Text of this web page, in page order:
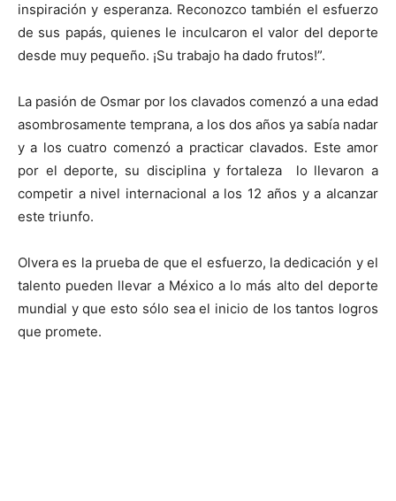
inspiración y esperanza. Reconozco también el esfuerzo
de sus papás, quienes le inculcaron el valor del deporte
desde muy pequeño. ¡Su trabajo ha dado frutos!”.
La pasión de Osmar por los clavados comenzó a una edad
asombrosamente temprana, a los dos años ya sabía nadar
y a los cuatro comenzó a practicar clavados. Este amor
por el deporte, su disciplina y fortaleza lo llevaron a
competir a nivel internacional a los 12 años y a alcanzar
este triunfo.
Olvera es la prueba de que el esfuerzo, la dedicación y el
talento pueden llevar a México a lo más alto del deporte
mundial y que esto sólo sea el inicio de los tantos logros
que promete.